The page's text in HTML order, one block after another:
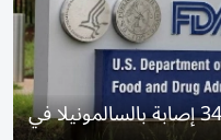
تحقيقات أمريكية بعد تسجيل 345 إصابة بالسالمونيلا في